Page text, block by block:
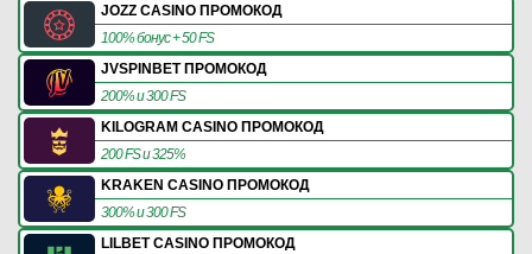
JOZZ CASINO ПРОМОКОД
100% бонус + 50 FS
JVSPINBET ПРОМОКОД
200% и 300 FS
KILOGRAM CASINO ПРОМОКОД
200 FS и 325%
KRAKEN CASINO ПРОМОКОД
300% и 300 FS
LILBET CASINO ПРОМОКОД